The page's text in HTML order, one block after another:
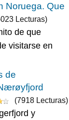
Noruega. Que
Lecturas)
de que
visitarse en
de
(7918 Lecturas)
y